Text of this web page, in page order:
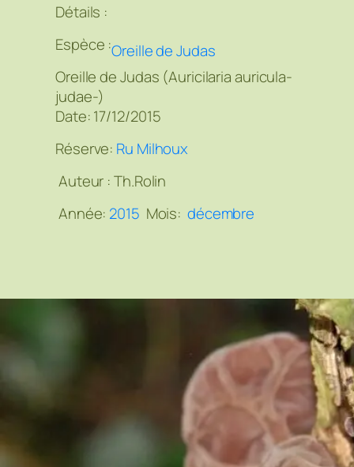
Détails :
Espèce :Oreille de Judas
Oreille de Judas (Auricilaria auricula-
judae-)
Date: 17/12/2015
Réserve: Ru Milhoux
Auteur :Th.Rolin
Année: 2015 Mois: décembre